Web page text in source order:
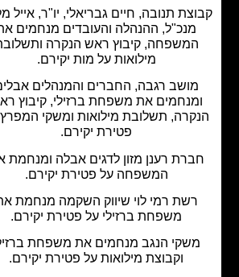
תנובה, חיים גבריאלי, יו"ר, אייל מליס,
מנכ"ל, ההנהלה והעובדים מנחמים את
קיבוץ ראש הנקרה ותשלובת
מילואות על מות יקירם.
רגבה, החברים והמנהלים אבלים
את משפחת ברזילי, קיבוץ ראש
תשלובת מילואות ומשקי המפרץ על
פטירת יקירם.
רענן מזון לדגים אבלה ומנחמת את
המשפחה על פטירת יקירם.
רשת רמי לוי שיווק השקמה מנחמת את
משפחת ברזילי על פטירת יקירם.
הנגב מנחמים את משפחת ברזילי
וקבוצת מילואות על פטירת יקירם.